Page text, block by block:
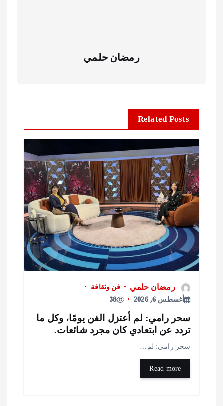
رمضان حلمي
Related Posts
رمضان حلمي
فن وثقافة
أغسطس 6, 2026
38
رامي: لم أعتزل الفن يومًا، وكل ما
عن ابتعادي كان مجرد شائعات.
رامي: لم…